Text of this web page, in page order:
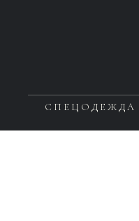
СПЕЦОДЕЖДА